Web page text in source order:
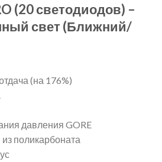
(20 светодиодов) –
свет (Ближний/
(на 176%)
давления GORE
поликарбоната